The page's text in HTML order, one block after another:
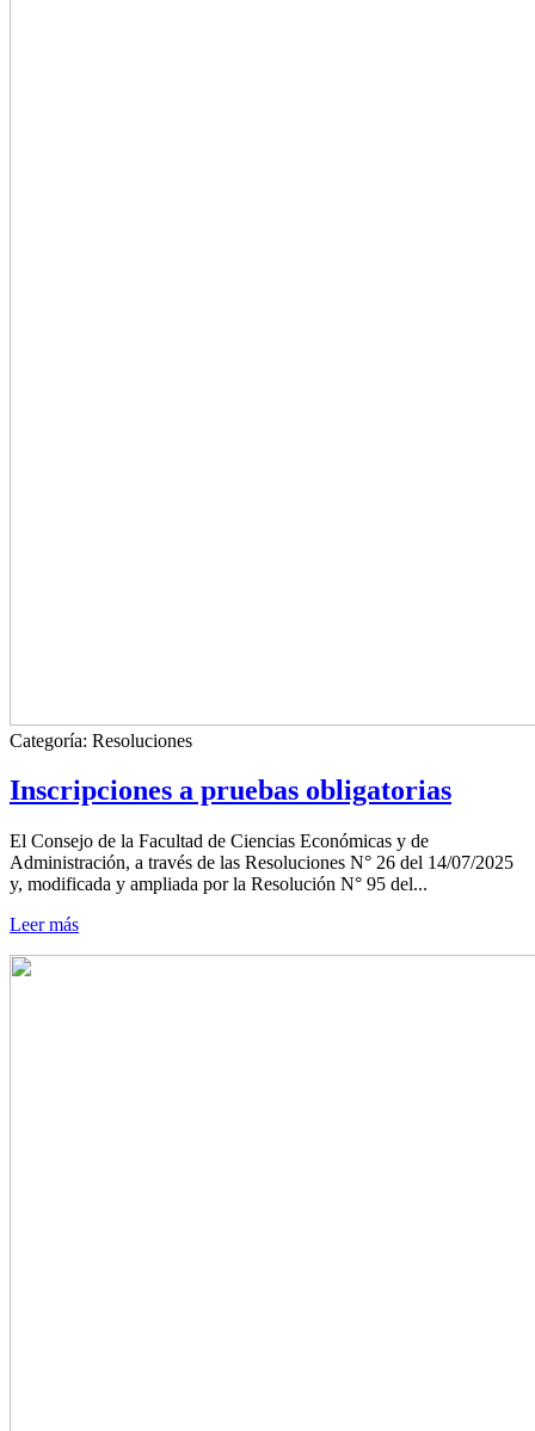
Categoría: Resoluciones
Inscripciones a pruebas obligatorias
El Consejo de la Facultad de Ciencias Económicas y de
Administración, a través de las Resoluciones N° 26 del 14/07/2025
y, modificada y ampliada por la Resolución N° 95 del...
Leer más